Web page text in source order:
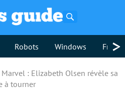
Robots Windows >
Marvel : Elizabeth Olsen révèle sa
à tourner